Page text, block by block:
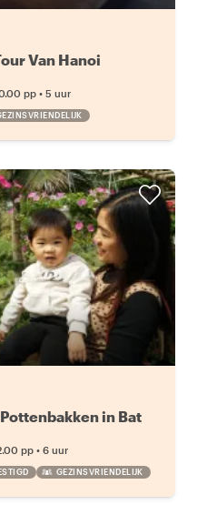
Van Hanoi
pp • 5 uur
in Bat
pp • 6 uur
GEZINSVRIENDELIJK